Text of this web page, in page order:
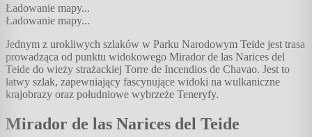
Ładowanie mapy...
Ładowanie mapy...
Jednym z urokliwych szlaków w Parku Narodowym Teide jest trasa
prowadząca od punktu widokowego Mirador de las Narices del
Teide do wieży strażackiej Torre de Incendios de Chavao. Jest to
łatwy szlak, zapewniający fascynujące widoki na wulkaniczne
krajobrazy oraz południowe wybrzeże Teneryfy.
Mirador de las Narices del Teide